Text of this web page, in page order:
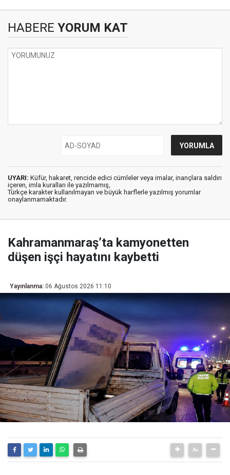
HABERE YORUM KAT
UYARI: Küfür, hakaret, rencide edici cümleler veya imalar, inançlara saldırı
içeren, imla kuralları ile yazılmamış,
Türkçe karakter kullanılmayan ve büyük harflerle yazılmış yorumlar
onaylanmamaktadır.
Kahramanmaraş’ta kamyonetten
düşen işçi hayatını kaybetti
Yayınlanma: 06 Ağustos 2026 11:10